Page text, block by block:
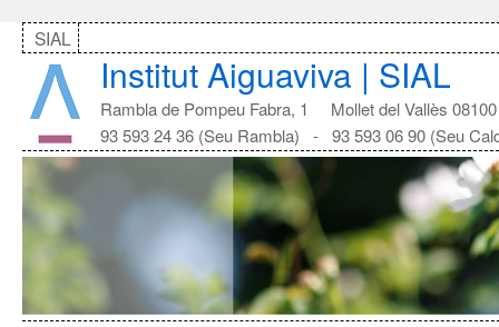
SIAL
Institut Aiguaviva | SIAL
Rambla de Pompeu Fabra, 1 Mollet del Vallès 08100
93 593 24 36 (Seu Rambla) - 93 593 06 90 (Seu